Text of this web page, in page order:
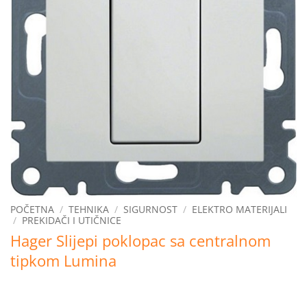
POČETNA / TEHNIKA / SIGURNOST / ELEKTRO MATERIJALI
/ PREKIDAČI I UTIČNICE
Hager Slijepi poklopac sa centralnom
tipkom Lumina